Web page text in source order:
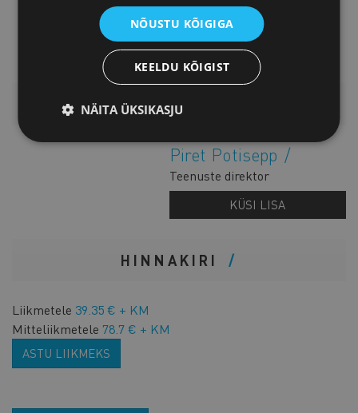
ja vastuse selgele vajadusele, mis
tööturul endiselt olemas on
LISAINFO
Piret Potisepp
Teenuste direktor
KÜSI LISA
HINNAKIRI
Liikmetele 39.35 € + KM
Mitteliikmetele 78.7 € + KM
ASTU LIIKMEKS
NÕUSTU KÕIGIGA
KEELDU KÕIGIST
NÄITA ÜKSIKASJU